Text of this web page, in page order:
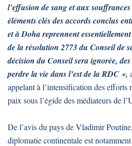
l’effusion de sang et aux
éléments clés des accords conclus
et à Doha reprennent
de la résolution 2773 du Conseil de
décision du Conseil sera ignorée,
perdre la vie dans l’est de la RDC »,
appelant à l’intensification des efforts
paix sous l’égide des médiateurs de
De l’avis du pays de Vladimir
diplomatie continentale est